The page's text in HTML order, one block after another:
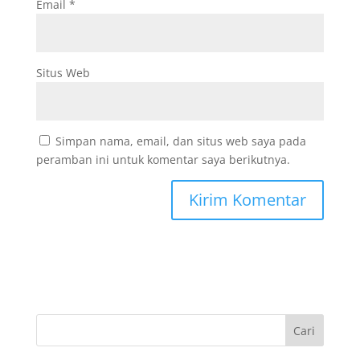
Email *
Situs Web
Simpan nama, email, dan situs web saya pada
peramban ini untuk komentar saya berikutnya.